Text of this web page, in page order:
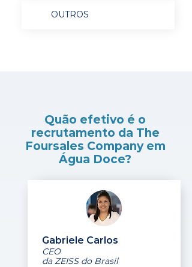
OUTROS
Quão efetivo é o
recrutamento da The
Foursales Company em
Água Doce?
Gabriele Carlos
CEO
da ZEISS do Brasil